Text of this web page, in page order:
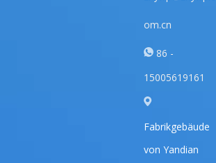
om.cn
86 -
15005619161
Fabrikgebäude
von Yandian